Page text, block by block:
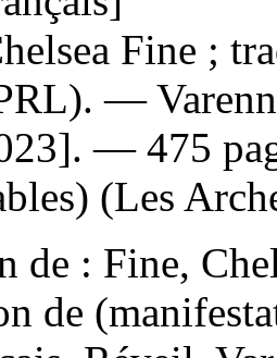
Fine ;
—
— 475
(Les
de : Fine,
de